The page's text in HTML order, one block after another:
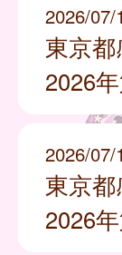
2026/07/
東京
2026
2026/07/
東京
2026